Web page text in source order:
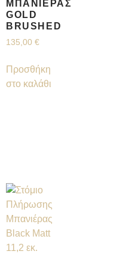
ΜΠΑΝΙΈΡΑΣ
GOLD
BRUSHED
135,00 €
Προσθήκη
στο καλάθι